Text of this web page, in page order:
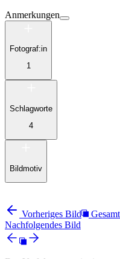
Anmerkungen
Fotograf:in
1
Schlagworte
4
Bildmotiv
Vorheriges Bild
Nachfolgendes Bild